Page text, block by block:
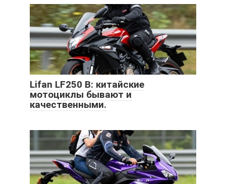
Lifan LF250 B: китайские
мотоциклы бывают и
качественными.